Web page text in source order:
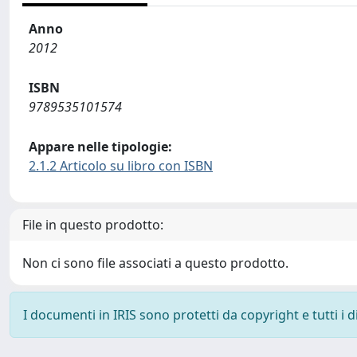
Anno
2012
ISBN
9789535101574
Appare nelle tipologie:
2.1.2 Articolo su libro con ISBN
File in questo prodotto:
Non ci sono file associati a questo prodotto.
I documenti in IRIS sono protetti da copyright e tutti i